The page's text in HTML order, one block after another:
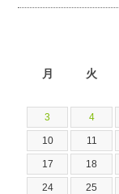
月 火
3 4
10 11
17 18
24 25